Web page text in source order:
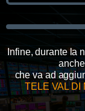
Infine, durante la
anche
che va ad
TELE VAL DI